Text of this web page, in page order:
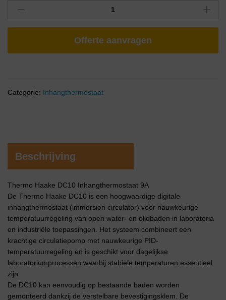
Offerte aanvragen
Categorie: Inhangthermostaat
Beschrijving
Thermo Haake DC10 Inhangthermostaat 9A
De Thermo Haake DC10 is een hoogwaardige digitale
inhangthermostaat (immersion circulator) voor nauwkeurige
temperatuurregeling van open water- en oliebaden in laboratoria
en industriële toepassingen. Het systeem combineert een
krachtige circulatiepomp met nauwkeurige PID-
temperatuurregeling en is geschikt voor dagelijkse
laboratoriumprocessen waarbij stabiele temperaturen essentieel
zijn.
De DC10 kan eenvoudig op bestaande baden worden
gemonteerd dankzij de verstelbare bevestigingsklem. De